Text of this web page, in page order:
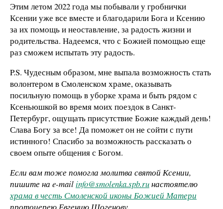
Этим летом 2022 года мы побывали у гробнички
Ксении уже все вместе и благодарили Бога и Ксению
за их помощь и неоставление, за радость жизни и
родительства. Надеемся, что с Божией помощью еще
раз сможем испытать эту радость.
P.S. Чудесным образом, мне выпала возможность стать
волонтером в Смоленском храме, оказывать
посильную помощь в уборке храма и быть рядом с
Ксеньюшкой во время моих поездок в Санкт-
Петербург, ощущать присутствие Божие каждый день!
Слава Богу за все! Да поможет он не сойти с пути
истинного! Спасибо за возможность рассказать о
своем опыте общения с Богом.
Если вам тоже помогла молитва святой Ксении,
пишите на e-mailinfo@smolenka.spb.ruнастоятелю
храма в честь Смоленской иконы Божией Матери
протоиерею Евгению Шогенову.